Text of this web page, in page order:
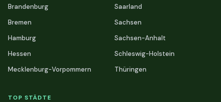
Brandenburg
Bremen
Hamburg
Hessen
Mecklenburg-Vorpommern
Saarland
Sachsen
Sachsen-Anhalt
Schleswig-Holstein
Thüringen
TOP STÄDTE